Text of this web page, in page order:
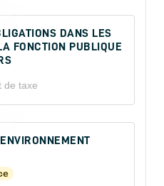
DANS LES
FONCTION PUBLIQUE
de taxe